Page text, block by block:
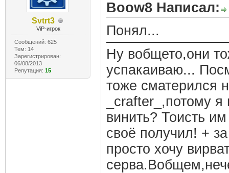
Svtrt3
ViP-игрок
Сообщений: 625
Тем: 14
Зарегистрирован:
06/08/2013
Репутация: 15
Boow8 Написал:
Понял...
Ну вобщето,они
успакаиваю...
тоже сматерился
_crafter_,потому
винить? Тоисть
своё получил! +
просто хочу